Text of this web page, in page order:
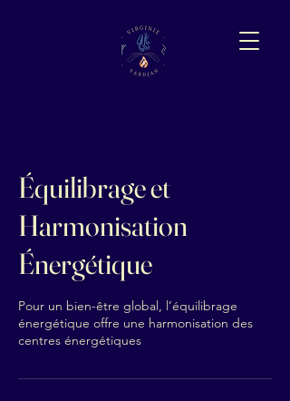
Équilibrage et
Harmonisation
Énergétique
Pour un bien-être global, l’équilibrage
énergétique offre une harmonisation des
centres énergétiques